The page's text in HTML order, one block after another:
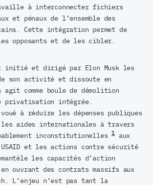
à interconnecter fichiers
et pénaux de l’ensemble des
Cette intégration permet de
opposants et de les cibler.
initié et dirigé par Elon Musk les
son activité et dissoute en
agit comme boule de démolition
privatisation intégrée.
à réduire les dépenses publiques
les aides internationales à travers
inconstitutionelles1
aux
USAID et les actions contre sécurité
les capacités d’action
ouvrant des contrats massifs aux
L’enjeu n’est pas tant la